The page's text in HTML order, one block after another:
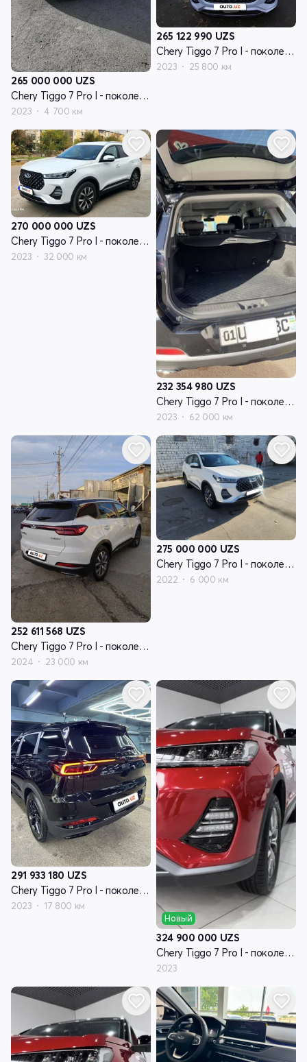
265 000 000 UZS
Chery Tiggo 7 Pro I - поколение
2023 4 700 км
265 122 990 UZS
Chery Tiggo 7 Pro I - поколение
2023 25 800 км
270 000 000 UZS
Chery Tiggo 7 Pro I - поколение
2023 32 000 км
232 354 980 UZS
Chery Tiggo 7 Pro I - поколение
2023 62 000 км
252 611 568 UZS
Chery Tiggo 7 Pro I - поколение
2024 23 000 км
275 000 000 UZS
Chery Tiggo 7 Pro I - поколение
2022 6 000 км
291 933 180 UZS
Chery Tiggo 7 Pro I - поколение
2023
17 800 км
Новый
324 900 000 UZS
Chery Tiggo 7 Pro I - поколение
2023